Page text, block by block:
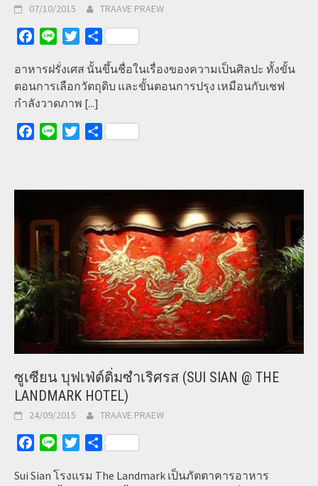
07/10/2015 TRAAVE PRAEW
Facebook
Line TwitterShare
อาหารฝรั่งเศส นั้นขึ้นชื่อในเรื่องของความเป็นศิลปะ ทั้งขั้น
ตอนการเลือกวัตถุดิบ และขั้นตอนการปรุง เหมือนกับเชฟ
กำลังวาดภาพ [...]
Facebook
Line TwitterShare
ซูเซียน บุฟเฟ่ต์ติ่มซำเริศรส (SUI SIAN @ THE
LANDMARK HOTEL)
24/09/2015 TRAAVE PRAEW
Facebook
Line TwitterShare
Sui Sian โรงแรม The Landmark เป็นภัตตาคารอาหาร